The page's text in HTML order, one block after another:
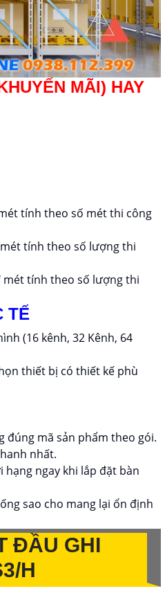
MÃI) HAY
tính theo số mét thi công
tính theo số lượng thi
mét tính theo số lượng thi
TẾ
(16 kênh, 32 Kênh, 64
thiết bị có thiết kế phù
đúng mã sản phẩm theo gói.
nhất.
ngay khi lắp đặt bàn
sao cho mang lại ổn định
ĐẦU GHI
H